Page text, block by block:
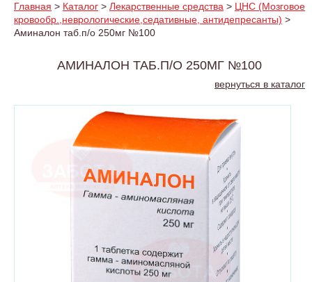
Главная > Каталог > Лекарственные средства > ЦНС (Мозговое
кровообр.,неврологические,седативные, антидепресанты) >
Аминалон таб.п/о 250мг №100
АМИНАЛОН ТАБ.П/О 250МГ №100
вернуться в каталог